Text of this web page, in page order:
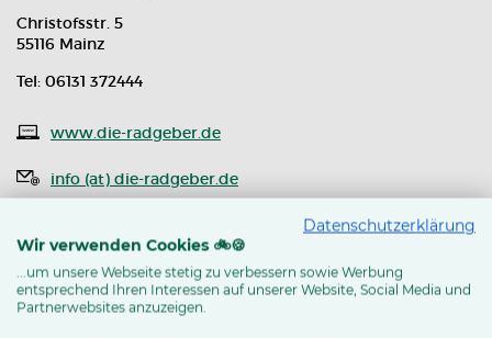
Christofsstr. 5
55116 Mainz
Tel: 06131 372444
www.die-radgeber.de
info (at) die-radgeber.de
MEHR ERFAHREN
Datenschutzerklärung
Wir verwenden Cookies 🚲🍪
...um unsere Webseite stetig zu verbessern sowie Werbung
entsprechend Ihren Interessen auf unserer Website, Social Media und
Partnerwebsites anzuzeigen.